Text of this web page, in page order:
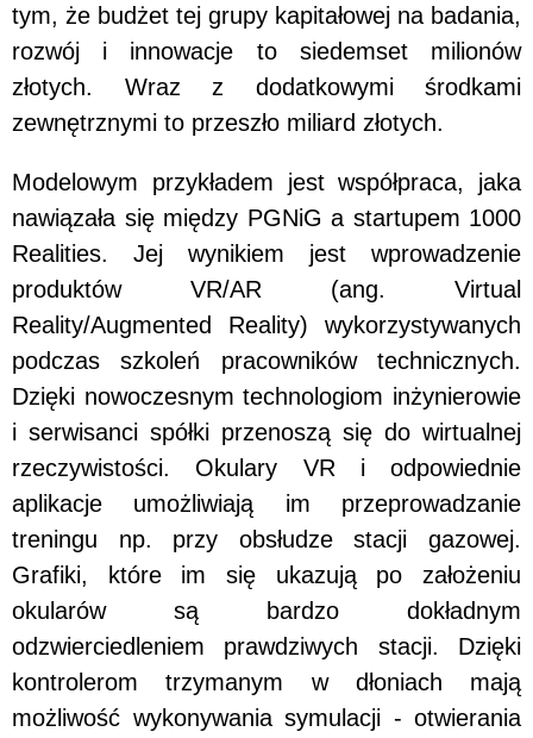
tym, że budżet tej grupy kapitałowej na badania,
rozwój i innowacje to siedemset milionów
złotych. Wraz z dodatkowymi środkami
zewnętrznymi to przeszło miliard złotych.
Modelowym przykładem jest współpraca, jaka
nawiązała się między PGNiG a startupem 1000
Realities. Jej wynikiem jest wprowadzenie
produktów VR/AR (ang. Virtual
Reality/Augmented Reality) wykorzystywanych
podczas szkoleń pracowników technicznych.
Dzięki nowoczesnym technologiom inżynierowie
i serwisanci spółki przenoszą się do wirtualnej
rzeczywistości. Okulary VR i odpowiednie
aplikacje umożliwiają im przeprowadzanie
treningu np. przy obsłudze stacji gazowej.
Grafiki, które im się ukazują po założeniu
okularów są bardzo dokładnym
odzwierciedleniem prawdziwych stacji. Dzięki
kontrolerom trzymanym w dłoniach mają
możliwość wykonywania symulacji - otwierania